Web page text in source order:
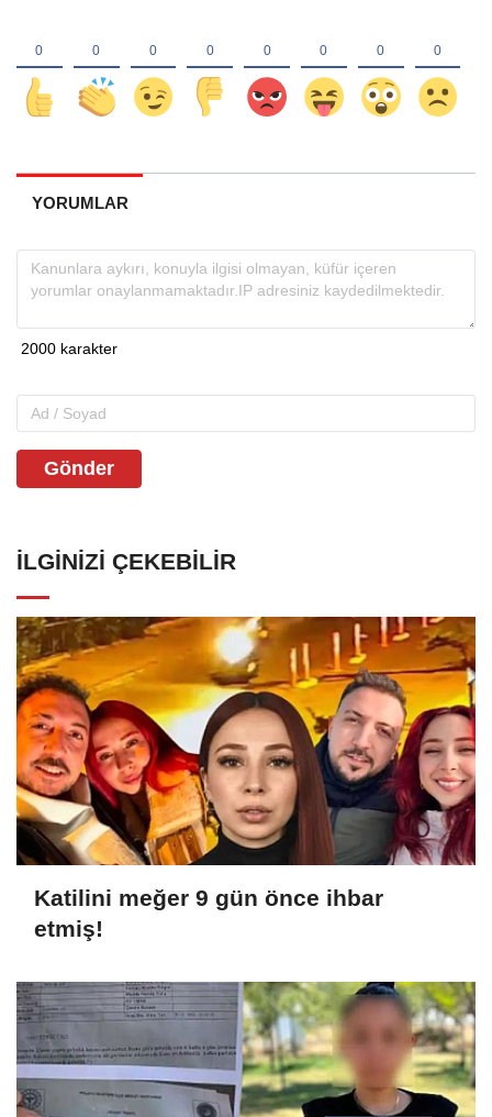
YORUMLAR
Gönder
İLGINIZI ÇEKEBILIR
Katilini meğer 9 gün önce ihbar
etmiş!